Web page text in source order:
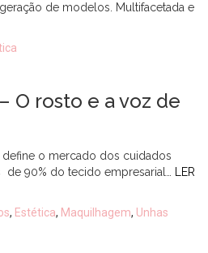
de modelos. Multifacetada e
O rosto e a voz de
o mercado dos cuidados
de 90% do tecido empresarial…
LER
, Estética, Maquilhagem, Unhas